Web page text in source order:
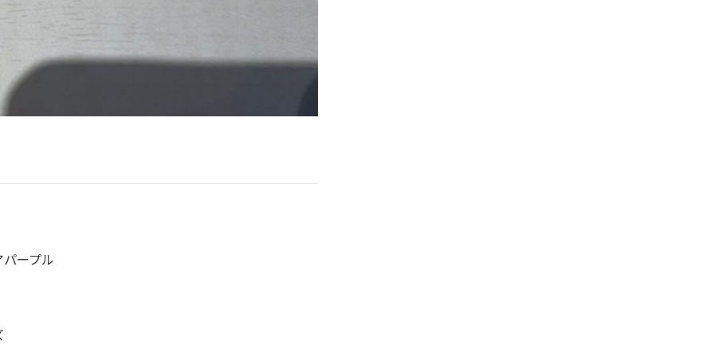
ープル